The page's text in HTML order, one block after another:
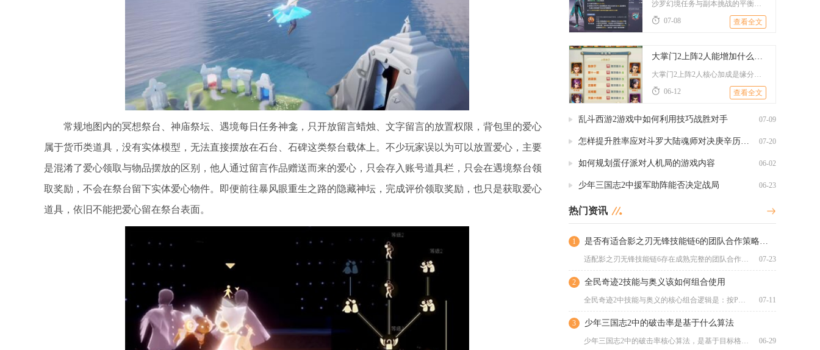
常规地图内的冥想祭台、神庙祭坛、遇境每日任务神龛，只开放留言蜡烛、文字留言的放置权限，背包里的爱心
属于货币类道具，没有实体模型，无法直接摆放在石台、石碑这类祭台载体上。不少玩家误以为可以放置爱心，主要
是混淆了爱心领取与物品摆放的区别，他人通过留言作品赠送而来的爱心，只会存入账号道具栏，只会在遇境祭台领
取奖励，不会在祭台留下实体爱心物件。即便前往暴风眼重生之路的隐藏神坛，完成评价领取奖励，也只是获取爱心
道具，依旧不能把爱心留在祭台表面。
07-08
查看全文
06-12
查看全文
乱斗西游2游戏中如何利用技巧战胜对手 07-09
怎样提升胜率应对斗罗大陆魂师对决庚辛历练第一关 07-20
如何规划蛋仔派对人机局的游戏内容 06-02
少年三国志2中援军助阵能否决定战局 06-23
热门资讯
1 是否有适合影之刃无锋技能链6的团队合作策略和战术
适配影之刃无锋技能链6存在成熟完整的团队合作策略与成套实战战... 07-23
2 全民奇迹2技能与奥义该如何组合使用
全民奇迹2中技能与奥义的核心组合逻辑是：按PVE/PVP场景... 07-11
3 少年三国志2中的破击率是基于什么算法
少年三国志2中的破击率核心算法，是基于目标格挡率做差值结算、... 06-29